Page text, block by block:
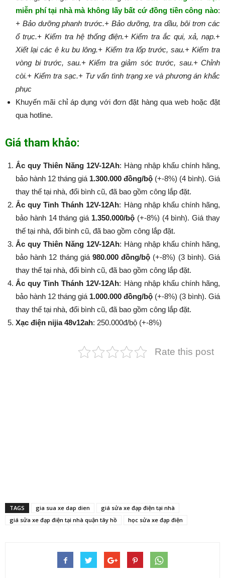
miễn phí tại nhà mà không lấy bất cứ đồng tiền công nào:​​​​​
+ Bảo dưỡng phanh trước.+ Bảo dưỡng, tra dầu, bôi trơn các
ổ trục.+ Kiểm tra hệ thống điện.+ Kiểm tra ắc qui, xả, nạp.+
Xiết lại các ê ku bu lông.+ Kiểm tra lốp trước, sau.+ Kiểm tra
vòng bi trước, sau.+ Kiểm tra giảm sóc trước, sau.+ Chỉnh
còi.+ Kiểm tra sạc.+ Tư vấn tình trạng xe và phương án khắc
phục
Khuyến mãi chỉ áp dụng với đơn đặt hàng qua web hoặc đặt
qua hotline.
Giá tham khảo:
Ắc quy Thiên Năng 12V-12Ah: Hàng nhập khẩu chính hãng,
bảo hành 12 tháng giá 1.300.000 đồng/bộ (+-8%) (4 bình). Giá
thay thế tại nhà, đổi bình cũ, đã bao gồm công lắp đặt.
Ắc quy Tinh Thánh 12V-12Ah: Hàng nhập khẩu chính hãng,
bảo hành 14 tháng giá 1.350.000/bộ (+-8%​​​​​​​) (4 bình). Giá thay
thế tại nhà, đổi bình cũ, đã bao gồm công lắp đặt.
Ắc quy Thiên Năng 12V-12Ah: Hàng nhập khẩu chính hãng,
bảo hành 12 tháng giá 980.000 đồng/bộ (+-8%​​​​​​​) (3 bình). Giá
thay thế tại nhà, đổi bình cũ, đã bao gồm công lắp đặt.
Ắc quy Tinh Thánh 12V-12Ah: Hàng nhập khẩu chính hãng,
bảo hành 12 tháng giá 1.000.000 đồng/bộ (+-8%​​​​​​​) (3 bình). Giá
thay thế tại nhà, đổi bình cũ, đã bao gồm công lắp đặt.
Xạc điện nijia 48v12ah: 250.000đ/bộ (+-8%​​​​​​​)
Rate this post
TAGS gia sua xe dap dien
giá sửa xe đạp điện tại nhà
giá sửa xe đạp điện tại nhà quận tây hồ
học sửa xe đạp điện